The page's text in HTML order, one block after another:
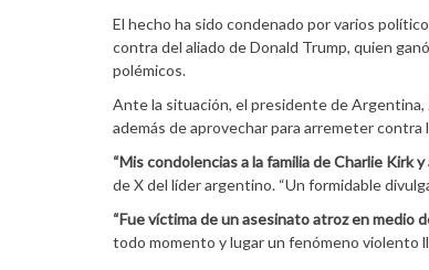
El hecho ha sido condenado por varios
contra del aliado de Donald Trump, quien
polémicos.
Ante la situación, el presidente de Argentina,
además de aprovechar para arremeter contra
“Mis condolencias a la familia de Charlie Kirk
de X del líder argentino. “Un formidable
“Fue víctima de un asesinato atroz en medio
todo momento y lugar un fenómeno violento